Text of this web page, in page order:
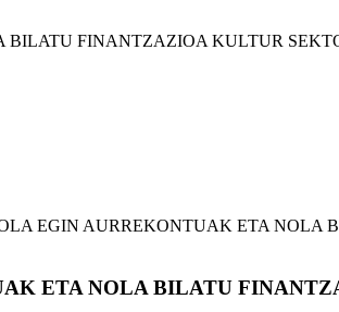
FINANTZAZIOA KULTUR
EGIN AURREKONTUAK ETA NOLA
ETA NOLA BILATU